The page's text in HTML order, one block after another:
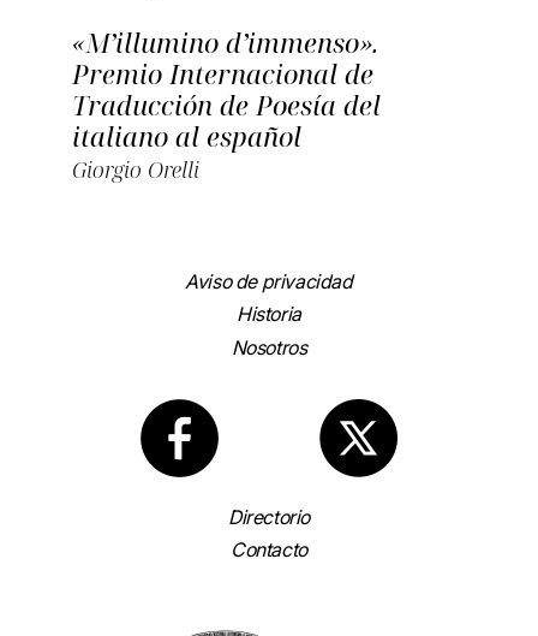
«M’illumino d’immenso».
Premio Internacional de
Traducción de Poesía del
italiano al español
Giorgio Orelli
Aviso de privacidad
Historia
Nosotros
Directorio
Contacto